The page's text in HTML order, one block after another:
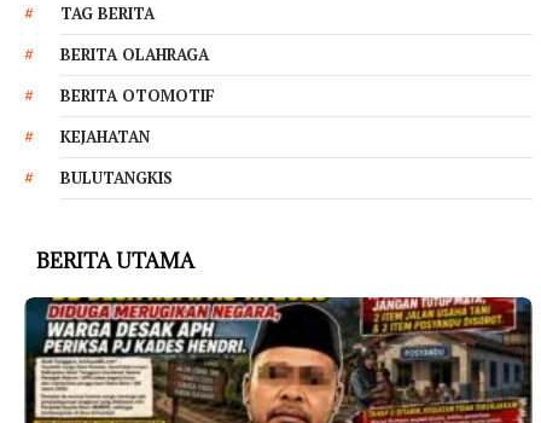
TAG BERITA
BERITA OLAHRAGA
BERITA OTOMOTIF
KEJAHATAN
BULUTANGKIS
BERITA UTAMA